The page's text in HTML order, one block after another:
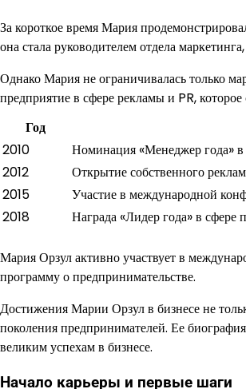
За короткое время Мария
она стала руководителем отдела
Однако Мария не ограничивалась только
предприятие в сфере рекламы и PR,
Год
2010
Номинация «Менеджер года» в
2012
Открытие собственного
2015
Участие в международной
2018
Награда «Лидер года» в сфере
Мария Орзул активно участвует в
программу о предпринимательстве.
Достижения Марии Орзул в бизнесе не
поколения предпринимателей. Ее
великим успехам в бизнесе.
Начало карьеры и первые шаги